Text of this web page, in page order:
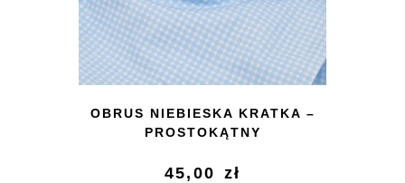
OBRUS NIEBIESKA KRATKA –
PROSTOKĄTNY
45,00 zł